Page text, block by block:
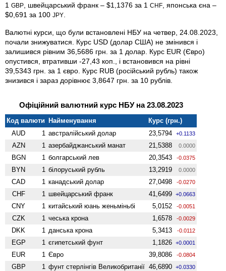
1 GBP , швейцарський франк – $1,1376 за 1 CHF , японська єна –
$0,691 за 100 JPY
Валютні курси, що були встановлені НБУ на четвер, 24.08.2023,
почали знижуватися. Курс USD (долар США) не змінився і
залишився рівним 36,5686 грн. за 1 долар. Курс EUR (Євро)
опустився, втративши -27,43 коп., і встановився на рівні
39,5343 грн. за 1 євро. Курс RUB (російський рубль) також
знизився і зараз дорівнює 3,8647 грн. за 10 рублів.
Офіційний валютний курс НБУ на 23.08.2023
Код валюти Найменування
Курс (грн.)
AUD
1 австралійський долар 23,5794 +0.1133
AZN 1 азербайджанський манат 21,5388 0.0000
BGN 1 болгарський лев 20,3543 -0.0375
BYN 1 білоруський рубль 13,2919 0.0000
CAD 1 канадський долар 27,0498 -0.0270
CHF 1 швейцарський франк 41,6499 +0.0663
CNY 1 китайський юань женьмiньбi 5,0152 -0.0051
CZK 1 чеська крона 1,6578 -0.0029
DKK 1 данська крона 5,3413 -0.0112
EGP 1 єгипетський фунт 1,1826 +0.0001
EUR 1 Євро 39,8086 -0.0804
GBP 1 фунт стерлінгів Велико­британії 46,6890 +0.0330